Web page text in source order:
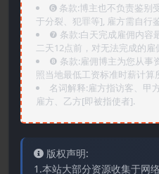
➏️ 条款:博主也不负责鉴别
于分裂、犯罪等], 雇方需自行
❼ 条款:白天完成雇佣内容
二天12点前，对无法完成的雇
❽ 条款:雇佣博主为您从事
照当地最低工资标准时薪计算
名词解释:雇方指访客、甲
雇方、乙方[即被指使者].
版权声明:
1.本站大部分资源收集于网